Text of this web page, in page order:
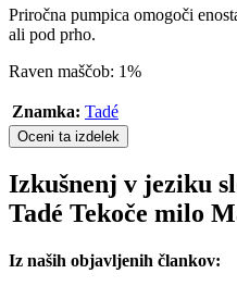
Priročna pumpica omogoči
ali pod prho.
Raven maščob: 1%
Znamka: Tadé
Oceni ta izdelek
Izkušnenj v jeziku
Tadé Tekoče milo
Iz naših objavljenih člankov: